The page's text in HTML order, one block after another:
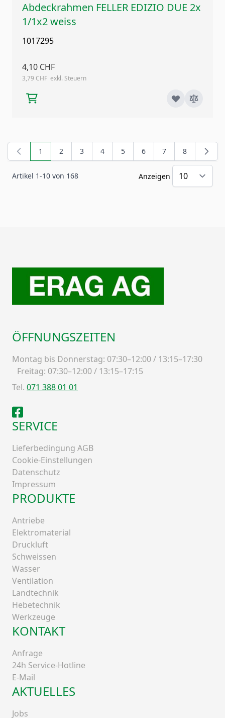
Abdeckrahmen FELLER EDIZIO DUE 2x
1/1x2 weiss
1017295
4,10 CHF
3,79 CHF
Artikel 1-10 von 168
Sie lesen gerade Seite
1 Seite
2 Seite
3 Seite
4 Seite
5 Seite
6 Seite
7 Seite
8
Anzeigen
ÖFFNUNGSZEITEN
Montag bis Donnerstag: 07:30–12:00 / 13:15–17:30
Freitag: 07:30–12:00 / 13:15–17:15
Tel. 071 388 01 01
Facebook
SERVICE
Lieferbedingung AGB
Cookie-Einstellungen
Datenschutz
Impressum
PRODUKTE
Antriebe
Elektromaterial
Druckluft
Schweissen
Wasser
Ventilation
Landtechnik
Hebetechnik
Werkzeuge
KONTAKT
Anfrage
24h Service-Hotline
E-Mail
AKTUELLES
Jobs